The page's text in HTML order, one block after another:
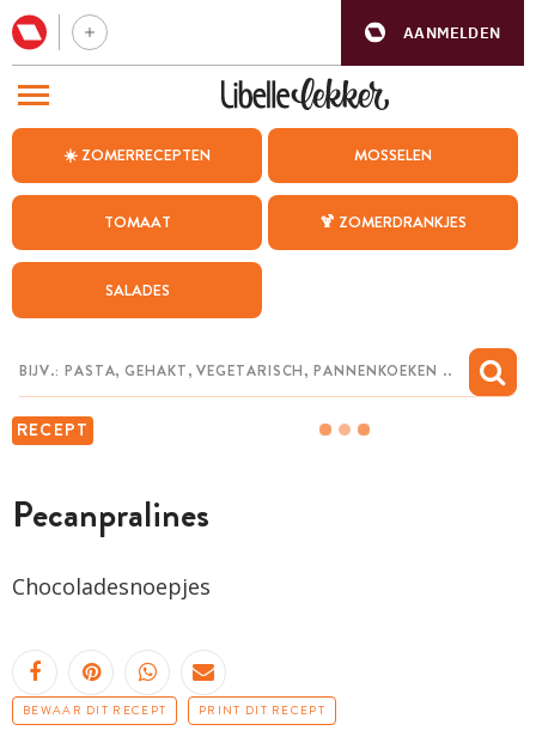
AANMELDEN
☀️ ZOMERRECEPTEN MOSSELEN
TOMAAT 🍹 ZOMERDRANKJES
SALADES
RECEPT
Pecanpralines
Chocoladesnoepjes
BEWAAR DIT RECEPT PRINT DIT RECEPT
BEZOEK ONZE ANDERE WEBSITES
WEEKMENU
CHAT MET MAIA
MIJN BEWAARDE RECEPTEN